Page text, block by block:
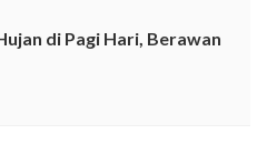
di Pagi Hari, Berawan